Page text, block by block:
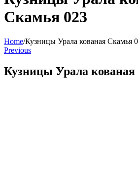
Скамья 023
Home/Кузницы Урала кованая Скамья
Previous
Кузницы Урала